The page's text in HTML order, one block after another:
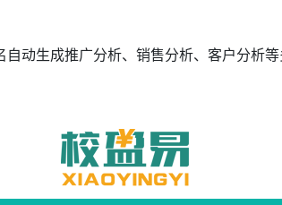
动生成推广分析、销售分析、客户分析